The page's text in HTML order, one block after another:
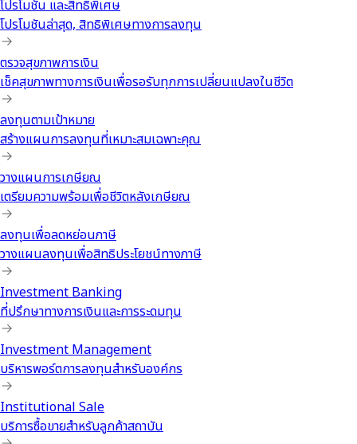
โปรโมชัน และสิทธิพิเศษ
โปรโมชันล่าสุด, สิทธิพิเศษทางการลงทุน
ตรวจสุขภาพการเงิน
เช็คสุขภาพทางการเงินเพื่อรอรับทุกการเปลี่ยนแปลงในชีวิต
ลงทุนตามเป้าหมาย
สร้างแผนการลงทุนที่เหมาะสมเฉพาะคุณ
วางแผนการเกษียณ
เตรียมความพร้อมเพื่อชีวิตหลังเกษียณ
ลงทุนเพื่อลดหย่อนภาษี
วางแผนลงทุนเพื่อสิทธิประโยชน์ทางภาษี
Investment Banking
ที่ปรึกษาทางการเงินและการระดมทุน
Investment Management
บริหารพอร์ตการลงทุนสำหรับองค์กร
Institutional Sale
บริการซื้อขายสำหรับลูกค้าสถาบัน